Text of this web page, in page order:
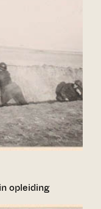
opleiding